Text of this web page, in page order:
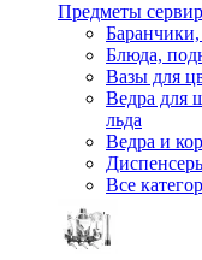
Предметы
Блюда,
Вазы для
Ведра для
льда
Ведра и
Все